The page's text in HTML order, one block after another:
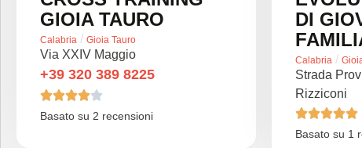
GIOIA TAURO
Calabria / Gioia Tauro
Via XXIV Maggio
+39 320 389 8225

Basato su 2 recensioni
DI
Calabria /
Strada
Rizziconi

Basato su 1